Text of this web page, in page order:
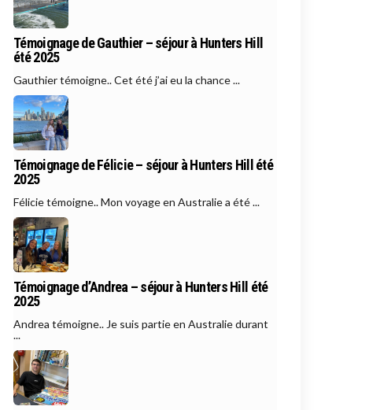
Témoignage de Gauthier – séjour à Hunters Hill
été 2025
Gauthier témoigne.. Cet été j’ai eu la chance ...
Témoignage de Félicie – séjour à Hunters Hill été
2025
Félicie témoigne.. Mon voyage en Australie a été ...
Témoignage d’Andrea – séjour à Hunters Hill été
2025
Andrea témoigne.. Je suis partie en Australie durant
...